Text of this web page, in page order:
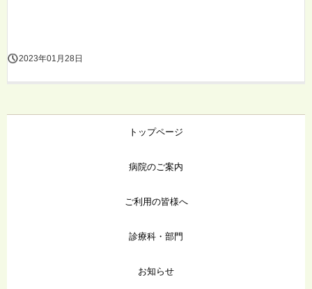
2023年01月28日
トップページ
病院のご案内
ご利用の皆様へ
診療科・部門
お知らせ